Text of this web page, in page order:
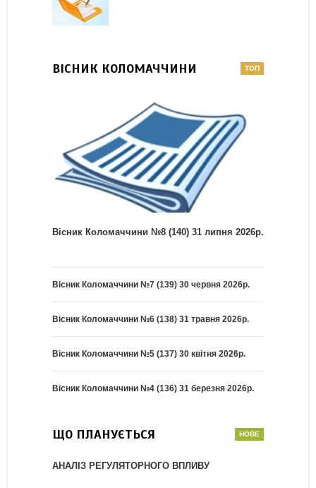
ВІСНИК КОЛОМАЧЧИНИ
Вісник Коломаччини №8 (140) 31 липня 2026р.
Вісник Коломаччини №7 (139) 30 червня 2026р.
Вісник Коломаччини №6 (138) 31 травня 2026р.
Вісник Коломаччини №5 (137) 30 квітня 2026р.
Вісник Коломаччини №4 (136) 31 березня 2026р.
ЩО ПЛАНУЄТЬСЯ
АНАЛІЗ РЕГУЛЯТОРНОГО ВПЛИВУ